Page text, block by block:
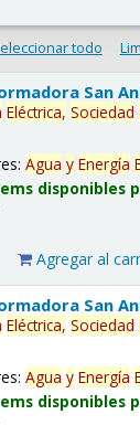
todo
San
Eléctrica, Sociedad
Agua y Energía
disponibles
Agregar al
San
Eléctrica, Sociedad
Agua y Energía
disponibles